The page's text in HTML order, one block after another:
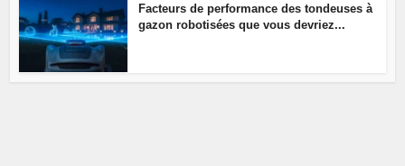
Facteurs de performance des tondeuses à
gazon robotisées que vous devriez...